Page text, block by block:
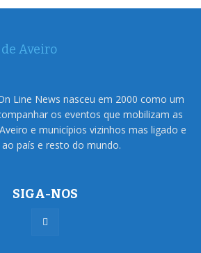
Line News nasceu em 2000 como um
os eventos que mobilizam as
e municípios vizinhos mas ligado e
país e resto do mundo.
SIGA-NOS